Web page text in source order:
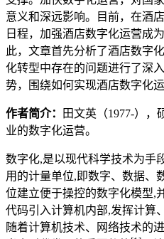
意义和深远影响。目前，在酒
日程，加强酒店数字化运营成
此，文章首先分析了酒店数字
化转型中存在的问题进行了深
势，围绕如何实现酒店数字化
作者简介：
田文英（1977-），
业的数字化运营。
数字化,是以现代科学技术为手
用的计量单位,即数字、数据、
位建立便于操控的数字化模型,
代码引入计算机内部,发挥计算
随着计算机技术、网络技术的